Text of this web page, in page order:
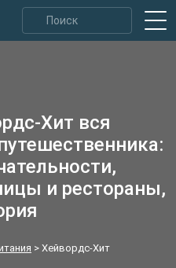
вся
и рестораны,
> Хейвордс‑Хит